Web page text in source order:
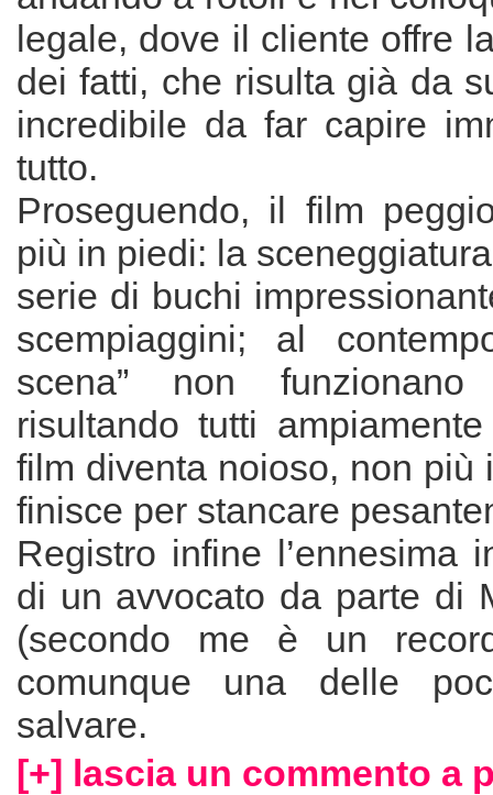
legale, dove il cliente offre
dei fatti, che risulta già da
incredibile da far capire
tutto.
Proseguendo, il film
più in piedi: la
serie di buchi
scempiaggini; al
scena” non
risultando tutti
film diventa noioso, non più
finisce per stancare
Registro infine l’ennesima
di un avvocato da parte di
(secondo me è un
comunque una delle
salvare.
[+] lascia un commento a